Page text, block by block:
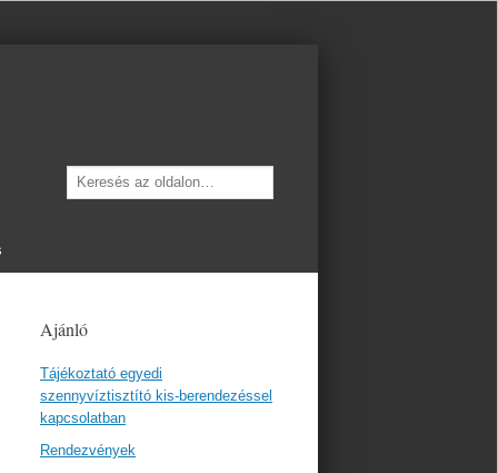
Keresés
Ajánló
Tájékoztató egyedi
szennyvíztisztító kis-berendezéssel
kapcsolatban
Rendezvények